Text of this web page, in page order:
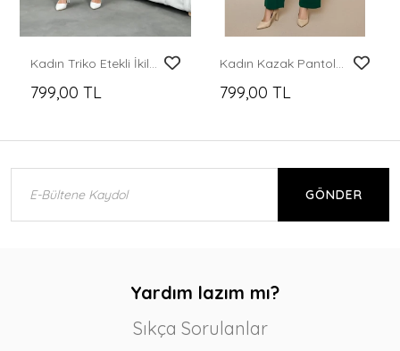
Kadın Triko Etekli İkili Takım
799,00 TL
Kadın Kazak Pantolon 2'Li Set Takım Çizgili Pantolonlu Kazak ve Pantolon Yeşil - 214036
799,00 TL
GÖNDER
Yardım lazım mı?
Sıkça Sorulanlar